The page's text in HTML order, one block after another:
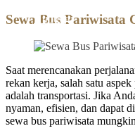
Hubungi
Sewa Bus Pariwisata
Saat merencanakan
rekan kerja, salah satu
adalah transportasi. Jika
nyaman, efisien, dan dapat
sewa bus pariwisata